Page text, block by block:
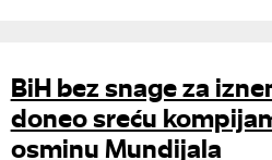
BiH bez snage za
doneo sreću
osminu Mundijala